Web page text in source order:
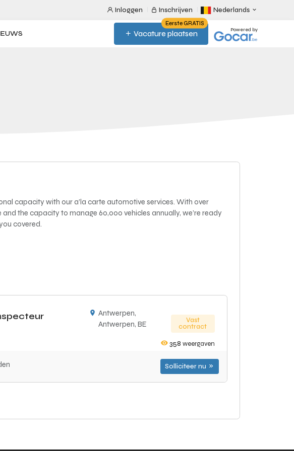
Inloggen Inschrijven Nederlands
Vacature plaatsen
Eerste GRATIS
Powered by
capacity with our a’la carte automotive services. With over
the capacity to manage 60,000 vehicles annually, we’re ready
covered.
Antwerpen,
Antwerpen, BE
Vast
contract
358 weergaven
Solliciteer nu